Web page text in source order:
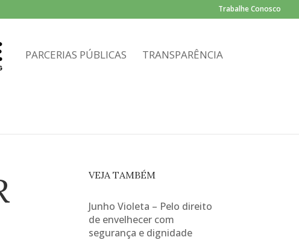
Trabalhe Conosco
PARCERIAS PÚBLICAS TRANSPARÊNCIA
VEJA TAMBÉM
Junho Violeta – Pelo direito
de envelhecer com
segurança e dignidade